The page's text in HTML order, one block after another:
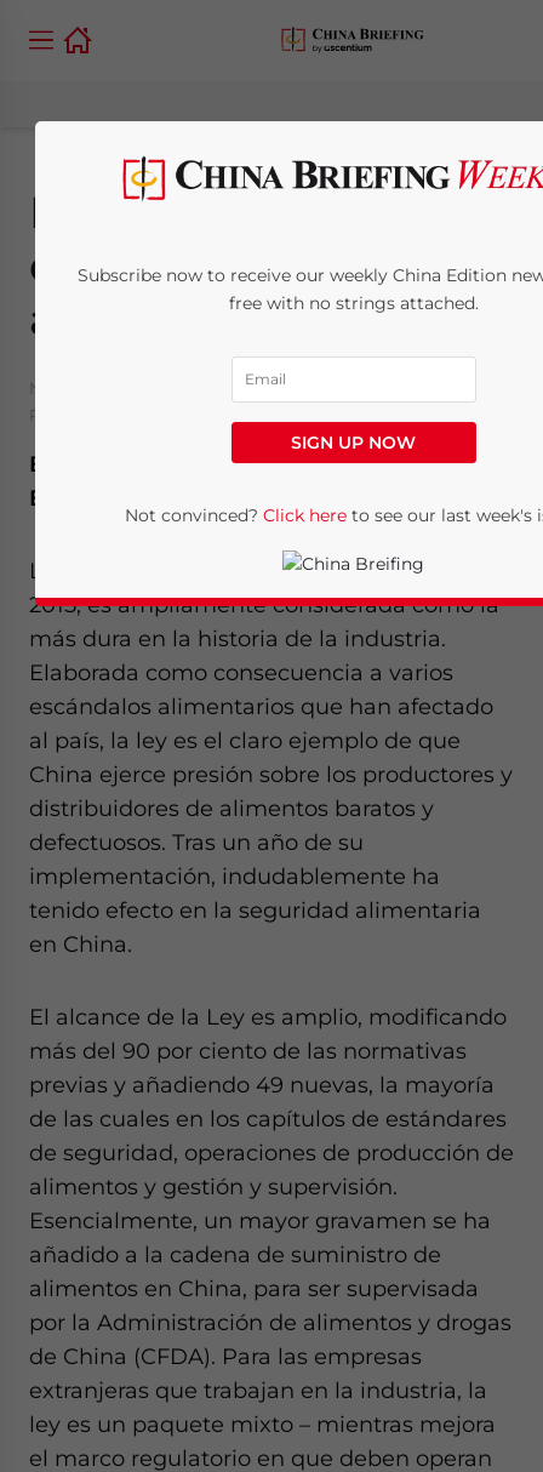
Evaluando las leyes
de seguridad
alimentaria en China
November 28, 2016 Posted by China Briefing
Reading Time:
By
Riccardo Benussi
Editor: Jake Liddle
La ley de Seguridad alimentaria revisada en
2015, es ampliamente considerada como la
más dura en la historia de la industria.
Elaborada como consecuencia a varios
escándalos alimentarios que han afectado
al país, la ley es el claro ejemplo de que
China ejerce presión sobre los productores y
distribuidores de alimentos baratos y
defectuosos. Tras un año de su
implementación, indudablemente ha
tenido efecto en la seguridad alimentaria
en China.
El alcance de la Ley es amplio, modificando
más del 90 por ciento de las normativas
previas y añadiendo 49 nuevas, la mayoría
de las cuales en los capítulos de estándares
de seguridad, operaciones de producción de
alimentos y gestión y supervisión.
Esencialmente, un mayor gravamen se ha
añadido a la cadena de suministro de
alimentos en China, para ser supervisada
por la Administración de alimentos y drogas
de China (CFDA). Para las empresas
extranjeras que trabajan en la industria, la
ley es un paquete mixto – mientras mejora
el marco regulatorio en que deben operan
Subscribe now to receive our weekly China Edition
free with no strings attached.
SIGN UP NOW
Not convinced? Click hereto see our last week's
- case sensitive